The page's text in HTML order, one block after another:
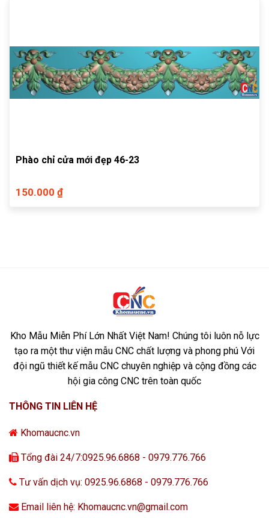
Phào chỉ cửa mới đẹp 46-23
150.000 ₫
Kho Mẫu Miễn Phí Lớn Nhất Việt Nam! Chúng tôi luôn nỗ lực
tạo ra một thư viện mẫu CNC chất lượng và phong phú Với
đội ngũ thiết kế mẫu CNC chuyên nghiệp và cộng đồng các
hội gia công CNC trên toàn quốc
THÔNG TIN LIÊN HỆ
Khomaucnc.vn
Tổng đài 24/7:0925.96.6868 - 0979.776.766
Tư vấn dịch vụ: 0925.96.6868 - 0979.776.766
Email liên hệ: Khomaucnc.vn@gmail.com